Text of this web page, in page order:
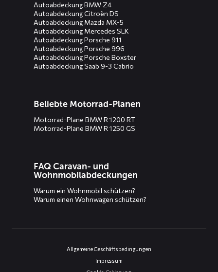
Autoabdeckung BMW Z4
Autoabdeckung Citroën DS
Autoabdeckung Mazda MX-5
Autoabdeckung Mercedes SLK
Autoabdeckung Porsche 911
Autoabdeckung Porsche 996
Autoabdeckung Porsche Boxster
Autoabdeckung Saab 9-3 Cabrio
Beliebte Motorrad-Planen
Motorrad-Plane BMW R 1200 RT
Motorrad-Plane BMW R 1250 GS
FAQ Caravan- und
Wohnmobilabdeckungen
Warum ein Wohnmobil schützen?
Warum einen Wohnwagen schützen?
Allgemeine Geschäftsbedingungen
Impressum